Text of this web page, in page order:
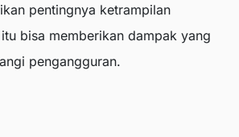
pentingnya ketrampilan
bisa memberikan dampak yang
pengangguran.